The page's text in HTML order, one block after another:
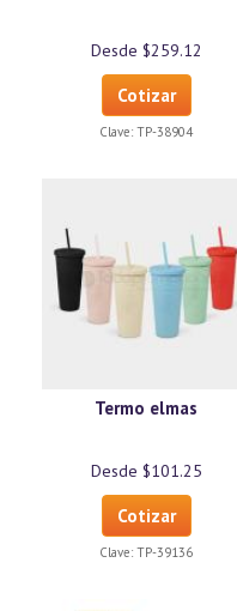
Desde $259.12
Cotizar
Clave: TP-38904
Termo elmas
Desde $101.25
Cotizar
Clave: TP-39136